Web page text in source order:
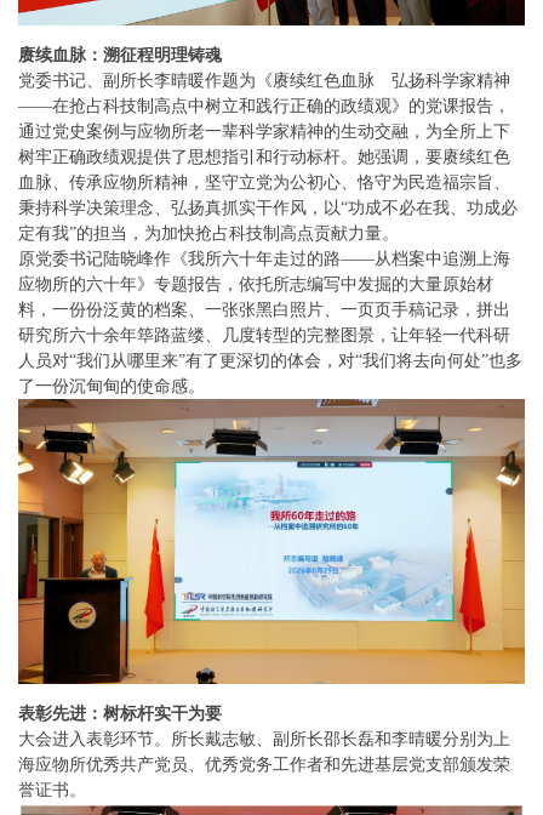
赓续血脉：溯征程明理铸魂
党委书记、副所长李晴暖作题为《赓续红色血脉 弘扬科学家精神
——在抢占科技制高点中树立和践行正确的政绩观》的党课报告，
通过党史案例与应物所老一辈科学家精神的生动交融，为全所上下
树牢正确政绩观提供了思想指引和行动标杆。她强调，要赓续红色
血脉、传承应物所精神，坚守立党为公初心、恪守为民造福宗旨、
秉持科学决策理念、弘扬真抓实干作风，以“功成不必在我、功成必
定有我”的担当，为加快抢占科技制高点贡献力量。
原党委书记陆晓峰作《我所六十年走过的路——从档案中追溯上海
应物所的六十年》专题报告，依托所志编写中发掘的大量原始材
料，一份份泛黄的档案、一张张黑白照片、一页页手稿记录，拼出
研究所六十余年筚路蓝缕、几度转型的完整图景，让年轻一代科研
人员对“我们从哪里来”有了更深切的体会，对“我们将去向何处”也多
了一份沉甸甸的使命感。
表彰先进：树标杆实干为要
大会进入表彰环节。所长戴志敏、副所长邵长磊和李晴暖分别为上
海应物所优秀共产党员、优秀党务工作者和先进基层党支部颁发荣
誉证书。